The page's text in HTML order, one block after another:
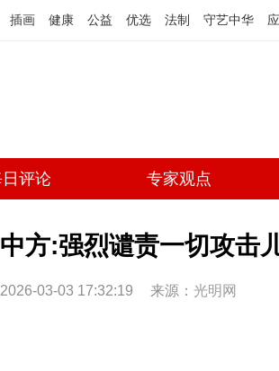
插画 健康 公益 优选 法制 守艺中华
评论 专家观点
中方:强烈谴责一切攻击
2026-03-03 17:32:19 来源： 光明网